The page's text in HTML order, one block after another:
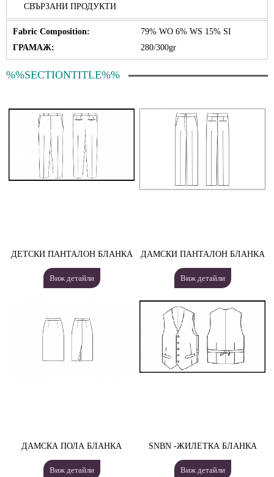
СВЪРЗАНИ ПРОДУКТИ
Fabric Composition:
79% WO 6% WS 15% SI
ГРАМАЖ:
280/300gr
%%SECTIONTITLE%%
ДЕТСКИ ПАНТАЛОН БЛАНКА
Виж детайли
ДАМСКИ ПАНТАЛОН БЛАНКА
Виж детайли
ДАМСКА ПОЛА БЛАНКА
Виж детайли
SNBN -ЖИЛЕТКА БЛАНКА
Виж детайли